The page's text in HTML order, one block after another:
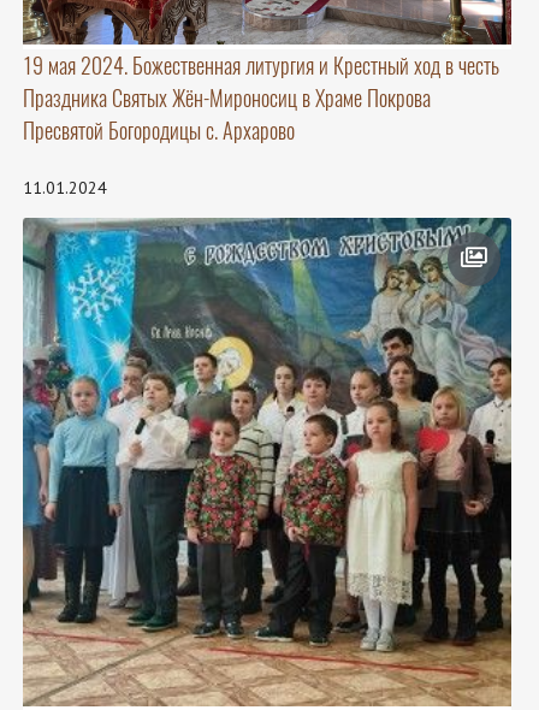
19 мая 2024. Божественная литургия и Крестный ход в честь
Праздника Святых Жён-Мироносиц в Храме Покрова
Пресвятой Богородицы с. Архарово
11.01.2024